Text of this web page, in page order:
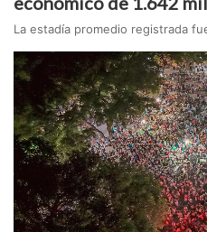
La estadía promedio registrada